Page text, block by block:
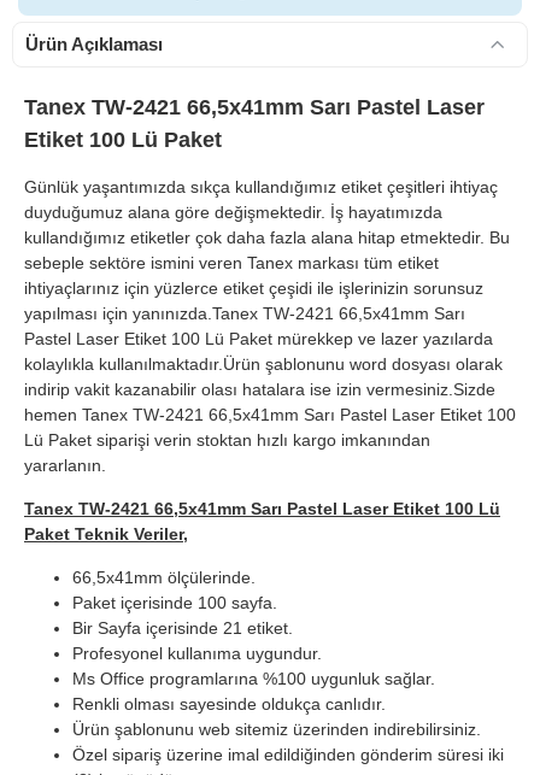
900 TL Üzeri Kargo Ücretsiz
Ürün Açıklaması
Tanex TW-2421 66,5x41mm Sarı Pastel Laser
Etiket 100 Lü Paket
Günlük yaşantımızda sıkça kullandığımız etiket çeşitleri ihtiyaç
duyduğumuz alana göre değişmektedir. İş hayatımızda
kullandığımız etiketler çok daha fazla alana hitap etmektedir. Bu
sebeple sektöre ismini veren Tanex markası tüm etiket
ihtiyaçlarınız için yüzlerce etiket çeşidi ile işlerinizin sorunsuz
yapılması için yanınızda.Tanex TW-2421 66,5x41mm Sarı
Pastel Laser Etiket 100 Lü Paket mürekkep ve lazer yazılarda
kolaylıkla kullanılmaktadır.Ürün şablonunu word dosyası olarak
indirip vakit kazanabilir olası hatalara ise izin vermesiniz.Sizde
hemen Tanex TW-2421 66,5x41mm Sarı Pastel Laser Etiket 100
Lü Paket siparişi verin stoktan hızlı kargo imkanından
yararlanın.
Tanex TW-2421 66,5x41mm Sarı Pastel Laser Etiket 100 Lü
Paket Teknik Veriler,
66,5x41mm ölçülerinde.
Paket içerisinde 100 sayfa.
Bir Sayfa içerisinde 21 etiket.
Profesyonel kullanıma uygundur.
Ms Office programlarına %100 uygunluk sağlar.
Renkli olması sayesinde oldukça canlıdır.
Ürün şablonunu web sitemiz üzerinden indirebilirsiniz.
Özel sipariş üzerine imal edildiğinden gönderim süresi iki